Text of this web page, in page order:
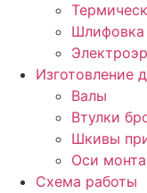
Шлифовка
Изготовление
Валы
Втулки
Шкивы
Оси
Схема работы